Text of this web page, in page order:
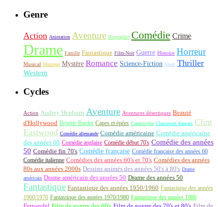
Genre
Action Animation Aventure Biographie Comédie Crime
Drame Famille Fantastique Film-Noir Guerre Histoire Horreur
Musical Musique Mystère Romance Science-Fiction Sport Thriller
Western
Cycles
Action Audrey Hepburn Aventure Aventures désertiques Beauté
d'Hollywood Brigitte Bardot Capes et épées Catastrophe Classiques français Clint
Eastwood Comédie allemande Comédie américaine Comédie américaine
des années 60 Comédie anglaise Comédie début 70's Comédie des années
50 Comédie fin 70's Comédie française Comédie française des années 60
Comédie italienne Comédies des années 60's et 70's Comédies des années
80s aux années 2000s Dessins animés des années 50's à 80's Drame
américain Drame américain des années 50 Drame des années 50
Fantastique Fantastique des années 1950/1960 Fantastique des années
1960/1970 Fantastique des années 1970/1980 Fantastique des années 1980